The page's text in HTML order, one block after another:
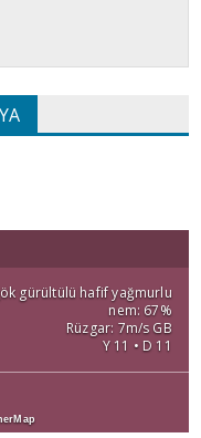
gürültülü hafif yağmurlu
nem: 67%
Rüzgar: 7m/s GB
Y 11 • D 11